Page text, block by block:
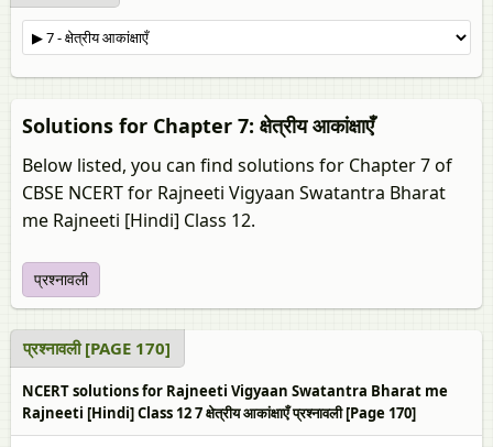
Solutions for Chapter 7: क्षेत्रीय आकांक्षाएँ
Below listed, you can find solutions for Chapter 7 of
CBSE NCERT for Rajneeti Vigyaan Swatantra Bharat
me Rajneeti [Hindi] Class 12.
प्रश्नावली
प्रश्नावली [PAGE 170]
NCERT solutions for Rajneeti Vigyaan Swatantra Bharat me
Rajneeti [Hindi] Class 12 7 क्षेत्रीय आकांक्षाएँ प्रश्नावली [Page 170]